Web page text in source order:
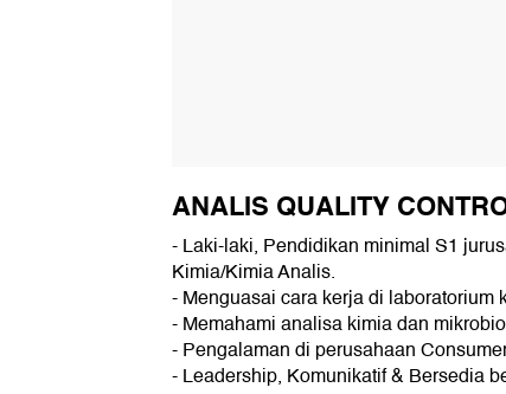
ANALIS QUALITY
- Laki-laki, Pendidikan minimal S1
Kimia/Kimia Analis.
- Menguasai cara kerja di laboratorium
- Memahami analisa kimia dan
- Pengalaman di perusahaan
- Leadership, Komunikatif & Bersedia